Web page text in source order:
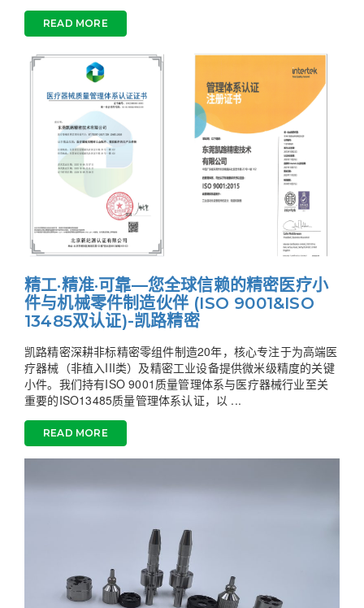
READ MORE
精工·精准·可靠—您全球信赖的精密医疗小
件与机械零件制造伙伴 (ISO 9001&ISO
13485双认证)-凯路精密
凯路精密深耕非标精密零组件制造20年，核心专注于为高端医
疗器械（非植入III类）及精密工业设备提供微米级精度的关键
小件。我们持有ISO 9001质量管理体系与医疗器械行业至关
重要的ISO13485质量管理体系认证，以 ...
READ MORE